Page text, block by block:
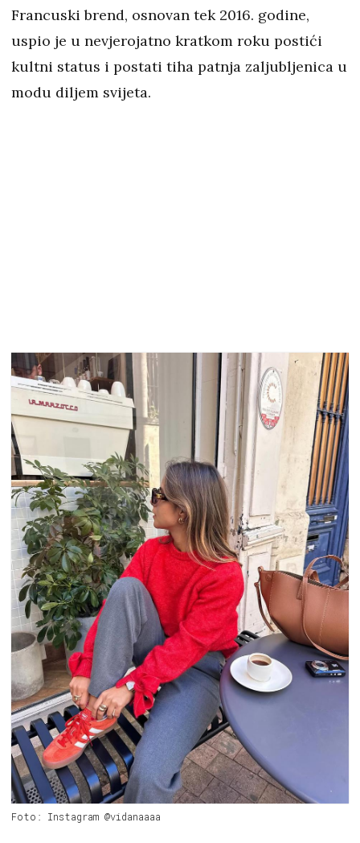
Francuski brend, osnovan tek 2016. godine,
uspio je u nevjerojatno kratkom roku postići
kultni status i postati tiha patnja zaljubljenica u
modu diljem svijeta.
Foto: Instagram @vidanaaaa